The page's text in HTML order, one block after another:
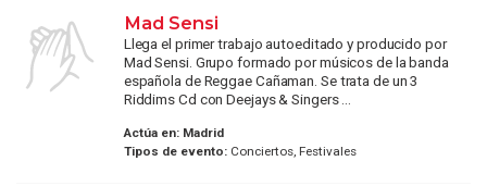
Mad Sensi
Llega el primer trabajo autoeditado y producido por
Mad Sensi. Grupo formado por músicos de la banda
española de Reggae Cañaman. Se trata de un 3
Riddims Cd con Deejays & Singers ...
Actúa en: Madrid
Tipos de evento:Conciertos, Festivales